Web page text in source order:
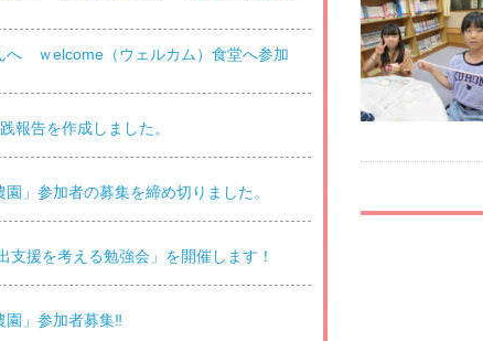
へ ｗelcome（ウェルカム）食堂へ参加
報告を作成しました。
」参加者の募集を締め切りました。
支援を考える勉強会」を開催します！
園」参加者募集‼